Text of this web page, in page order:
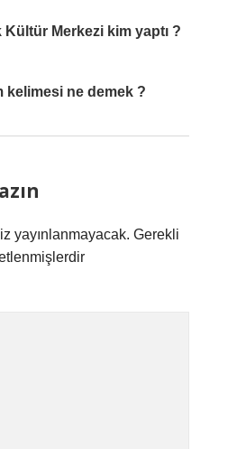
Merkezi kim yaptı ?
kelimesi ne demek ?
yayınlanmayacak. Gerekli